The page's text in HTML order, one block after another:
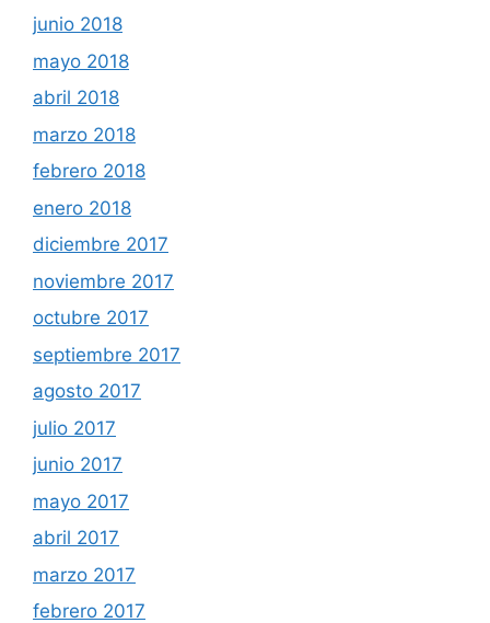
junio 2018
mayo 2018
abril 2018
marzo 2018
febrero 2018
enero 2018
diciembre 2017
noviembre 2017
octubre 2017
septiembre 2017
agosto 2017
julio 2017
junio 2017
mayo 2017
abril 2017
marzo 2017
febrero 2017